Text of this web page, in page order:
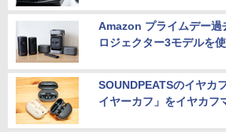
Amazon プライムデー
ロジェクター3モデルを
SOUNDPEATSのイヤカ
イヤーカフ」をイヤカフ